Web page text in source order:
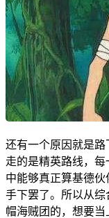
还有一个原因就是路
走的是精英路线，
中能够真正算基德
手下罢了。所以从
帽海贼团的，想要